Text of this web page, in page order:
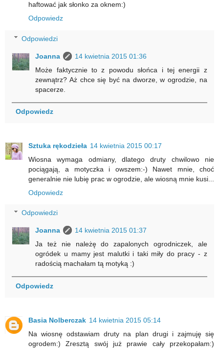
haftować jak słonko za oknem:)
Odpowiedz
Odpowiedzi
Joanna
14 kwietnia 2015 01:36
Może faktycznie to z powodu słońca i tej energii z
zewnątrz? Aż chce się być na dworze, w ogrodzie, na
spacerze.
Odpowiedz
Sztuka rękodzieła 14 kwietnia 2015 00:17
Wiosna wymaga odmiany, dlatego druty chwilowo nie
pociągają, a motyczka i owszem:-) Nawet mnie, choć
generalnie nie lubię prac w ogrodzie, ale wiosną mnie kusi...
Odpowiedz
Odpowiedzi
Joanna
14 kwietnia 2015 01:37
Ja też nie należę do zapalonych ogrodniczek, ale
ogródek u mamy jest malutki i taki miły do pracy - z
radością machałam tą motyką :)
Odpowiedz
Basia Nolberczak 14 kwietnia 2015 05:14
Na wiosnę odstawiam druty na plan drugi i zajmuję się
ogrodem:) Zresztą swój już prawie cały przekopałam:)